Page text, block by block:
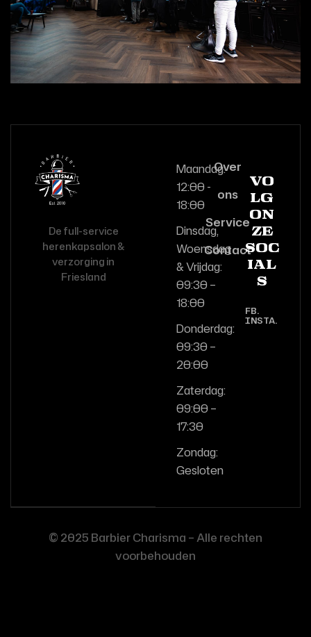
De full-service
herenkapsalon &
verzorging in
Friesland
Maandag:
12:00 -
18:00
Dinsdag,
Woensdag
& Vrijdag:
09:30 –
18:00
Donderdag:
09:30 –
20:00
Zaterdag:
09:00 –
17:30
Zondag:
Gesloten
Over
ons
Service
Contact
Vo
lg
on
ze
soc
ial
s
FB.
INSTA.
© 2025 Barbier Charisma – Alle rechten
voorbehouden